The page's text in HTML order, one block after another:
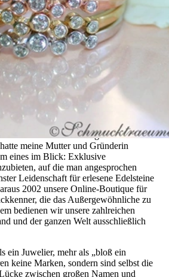
Leidenschaft für
ist vor allem eine Frage des
er so einzigartig sein wie die Frau,
der Stange“ werden Sie daher bei
wie Hotlines mit langen
ist mehr als „nur ein Accessoire“ - das
sondern auch der Gedanke,
als kleines Juweliergeschäft nahe
meine Mutter und Gründerin
eines im Blick: Exklusive
auf die man angesprochen
Leidenschaft für erlesene Edelsteine
2002 unsere Online-Boutique für
die das Außergewöhnliche zu
bedienen wir unsere zahlreichen
und der ganzen Welt ausschließlich
ein Juwelier, mehr als „bloß ein
keine Marken, sondern sind selbst die
zwischen großen Namen und